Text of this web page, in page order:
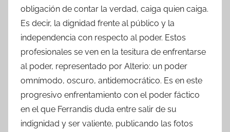
obligación de contar la verdad, caiga quien caiga.
Es decir, la dignidad frente al público y la
independencia con respecto al poder. Estos
profesionales se ven en la tesitura de enfrentarse
al poder, representado por Alterio: un poder
omnímodo, oscuro, antidemocrático. Es en este
progresivo enfrentamiento con el poder fáctico
en el que Ferrandis duda entre salir de su
indignidad y ser valiente, publicando las fotos